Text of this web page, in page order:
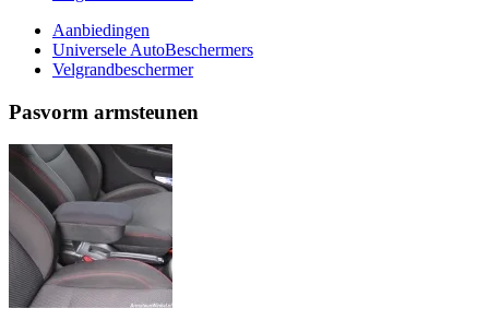
Aanbiedingen
Universele AutoBeschermers
Velgrandbeschermer
Pasvorm armsteunen